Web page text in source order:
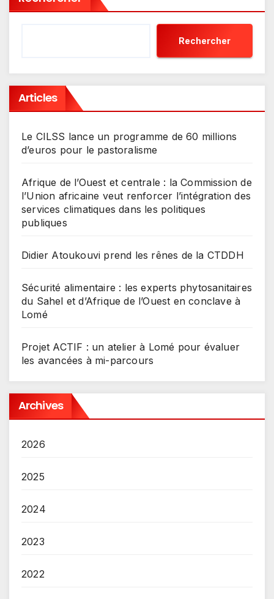
Rechercher
Articles
Le CILSS lance un programme de 60 millions
d’euros pour le pastoralisme
Afrique de l’Ouest et centrale : la Commission de
l’Union africaine veut renforcer l’intégration des
services climatiques dans les politiques
publiques
Didier Atoukouvi prend les rênes de la CTDDH
Sécurité alimentaire : les experts phytosanitaires
du Sahel et d’Afrique de l’Ouest en conclave à
Lomé
Projet ACTIF : un atelier à Lomé pour évaluer
les avancées à mi-parcours
Archives
2026
2025
2024
2023
2022